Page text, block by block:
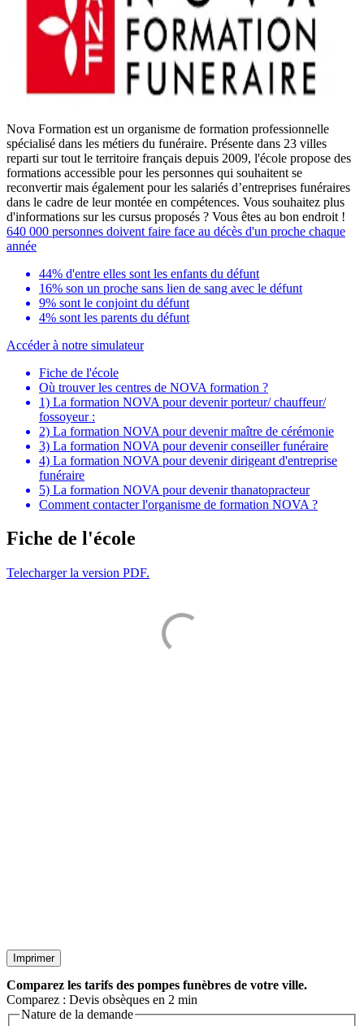
Nova Formation est un organisme de formation professionnelle
spécialisé dans les métiers du funéraire. Présente dans 23 villes
reparti sur tout le territoire français depuis 2009, l'école propose des
formations accessible pour les personnes qui souhaitent se
reconvertir mais également pour les salariés d’entreprises funéraires
dans le cadre de leur montée en compétences. Vous souhaitez plus
d'informations sur les cursus proposés ? Vous êtes au bon endroit !
640 000 personnes doivent faire face au décès d'un proche chaque
année
44% d'entre elles sont les enfants du défunt
16% son un proche sans lien de sang avec le défunt
9% sont le conjoint du défunt
4% sont les parents du défunt
Accéder à notre simulateur
Fiche de l'école
Où trouver les centres de NOVA formation ?
1) La formation NOVA pour devenir porteur/ chauffeur/
fossoyeur :
2) La formation NOVA pour devenir maître de cérémonie
3) La formation NOVA pour devenir conseiller funéraire
4) La formation NOVA pour devenir dirigeant d'entreprise
funéraire
5) La formation NOVA pour devenir thanatopracteur
Comment contacter l'organisme de formation NOVA ?
Fiche de l'école
Telecharger la version PDF.
Imprimer
Comparez les tarifs des pompes funèbres de votre ville.
Comparez : Devis obsèques en 2 min
Nature de la demande